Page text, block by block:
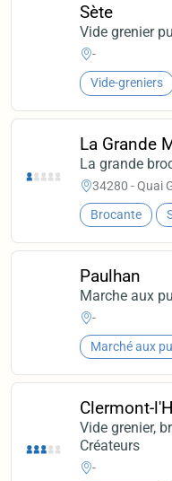
Sète
Vide grenier
-
Vide-greniers
La Grande
La grande
34280 - Quai
Brocante
Paulhan
Marche aux
-
Marché aux
Clermont-
Vide grenier,
Créateurs
-